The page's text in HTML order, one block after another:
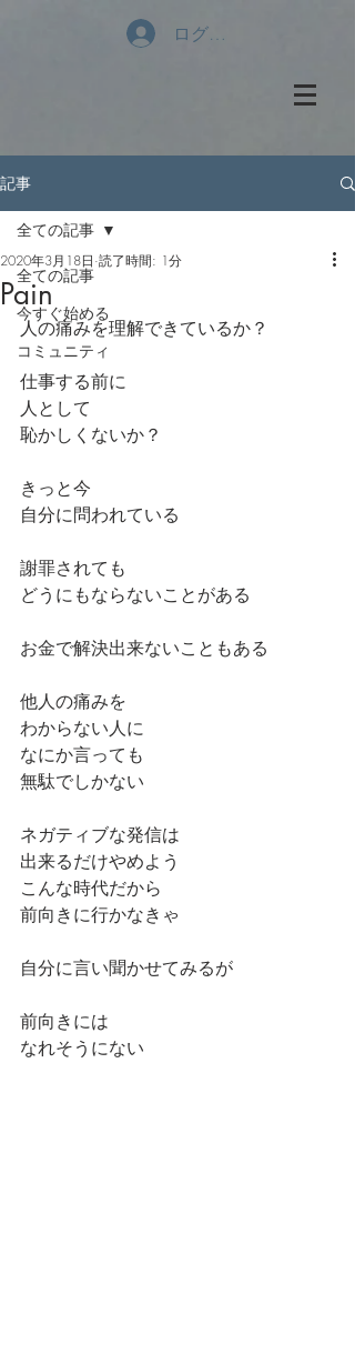
ログイン
記事
全ての記事
今すぐ始める
コミュニティ
全ての記事
Pain
2020年3月18日 読了時間: 1分
人の痛みを理解できているか？
仕事する前に
人として
恥かしくないか？
きっと今
自分に問われている
謝罪されても
どうにもならないことがある
お金で解決出来ないこともある
他人の痛みを
わからない人に
なにか言っても
無駄でしかない
ネガティブな発信は
出来るだけやめよう
こんな時代だから
前向きに行かなきゃ
自分に言い聞かせてみるが
前向きには
なれそうにない